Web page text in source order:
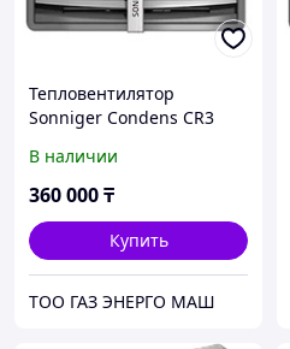
Тепловентилятор
Sonniger Condens CR3
В наличии
360 000₸
Купить
ТОО ГАЗ ЭНЕРГО МАШ